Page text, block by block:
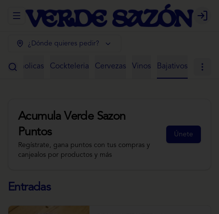
Abrir menu de navegación Login
¿Dónde quieres pedir?
Alcoholicas Cockteleria Cervezas Vinos Bajativos
Acumula Verde Sazon
Puntos
Regístrate, gana puntos con tus compras y
canjealos por productos y más
Únete
Entradas